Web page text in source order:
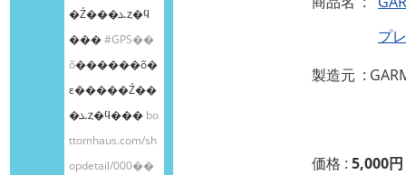
�Ź���ܥȥ�ϥ
���#GPS��
õ������õ�
ε�����Ź��
�ܥȥ�ϥ��� bo
ttomhaus.com/sh
opdetail/000��
プ
製造元 :
価格 : 5,000